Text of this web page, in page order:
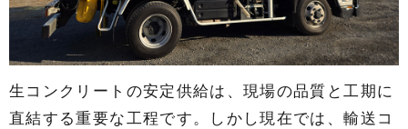
生コンクリートの安定供給は、現場の品質と工期に
直結する重要な工程です。しかし現在では、輸送コ